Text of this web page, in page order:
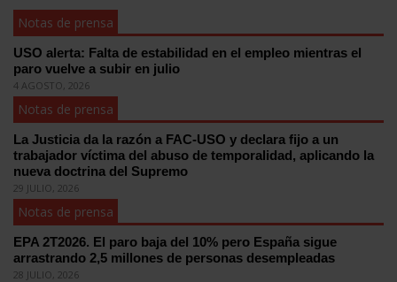
Notas de prensa
USO alerta: Falta de estabilidad en el empleo mientras el
paro vuelve a subir en julio
4 AGOSTO, 2026
Notas de prensa
La Justicia da la razón a FAC-USO y declara fijo a un
trabajador víctima del abuso de temporalidad, aplicando la
nueva doctrina del Supremo
29 JULIO, 2026
Notas de prensa
EPA 2T2026. El paro baja del 10% pero España sigue
arrastrando 2,5 millones de personas desempleadas
28 JULIO, 2026